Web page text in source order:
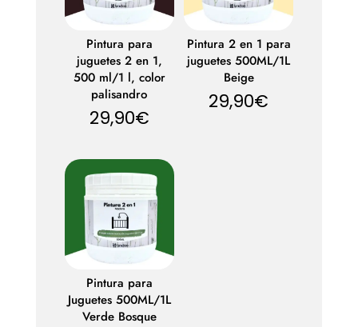
Pintura para
juguetes 2 en 1,
500 ml/1 l, color
palisandro
29,90€
Pintura 2 en 1 para
juguetes 500ML/1L
Beige
29,90€
Pintura para
Juguetes 500ML/1L
Verde Bosque